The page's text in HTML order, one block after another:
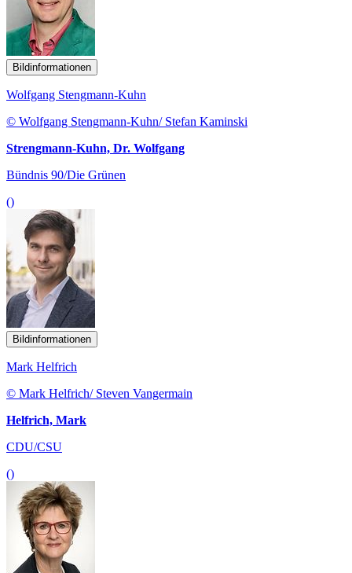
Bildinformationen
Wolfgang Stengmann-Kuhn
© Wolfgang Stengmann-Kuhn/ Stefan Kaminski
Strengmann-Kuhn, Dr. Wolfgang
Bündnis 90/Die Grünen
()
Bildinformationen
Mark Helfrich
© Mark Helfrich/ Steven Vangermain
Helfrich, Mark
CDU/CSU
()